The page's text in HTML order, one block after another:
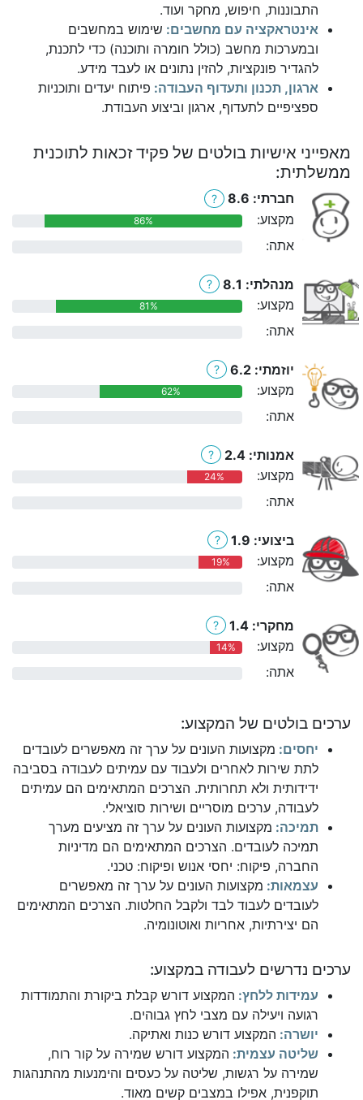
התבוננות, חיפוש, מחקר ועוד.
אינטראקציה עם מחשבים: שימוש במחשבים
ובמערכות מחשב (כולל חומרה ותוכנה) כדי לתכנת,
להגדיר פונקציות, להזין נתונים או לעבד מידע.
ארגון, תכנון ותעדוף העבודה: פיתוח יעדים ותוכניות
ספציפיים לתעדוף, ארגון וביצוע העבודת.
מאפייני אישיות בולטים של פקיד זכאות לתוכנית
ממשלתית:
חברתי: 8.6 ?
מקצוע: 86%
אתה:
מנהלתי: 8.1 ?
מקצוע: 81%
אתה:
יוזמתי: 6.2 ?
מקצוע: 62%
אתה:
אמנותי: 2.4 ?
מקצוע: 24%
אתה:
ביצועי: 1.9 ?
מקצוע: 19%
אתה:
מחקרי: 1.4 ?
מקצוע: 14%
אתה:
ערכים בולטים של המקצוע:
יחסים: מקצועות העונים על ערך זה מאפשרים לעובדים
לתת שירות לאחרים ולעבוד עם עמיתים לעבודה בסביבה
ידידותית ולא תחרותית. הצרכים המתאימים הם עמיתים
לעבודה, ערכים מוסריים ושירות סוציאלי.
תמיכה: מקצועות העונים על ערך זה מציעים מערך
תמיכה לעובדים. הצרכים המתאימים הם מדיניות
החברה, פיקוח: יחסי אנוש ופיקוח: טכני.
עצמאות: מקצועות העונים על ערך זה מאפשרים
לעובדים לעבוד לבד ולקבל החלטות. הצרכים המתאימים
הם יצירתיות, אחריות ואוטונומיה.
ערכים נדרשים לעבודה במקצוע:
עמידות ללחץ: המקצוע דורש קבלת ביקורת והתמודדות
רגועה ויעילה עם מצבי לחץ גבוהים.
יושרה: המקצוע דורש כנות ואתיקה.
שליטה עצמית: המקצוע דורש שמירה על קור רוח,
שמירה על רגשות, שליטה על כעסים והימנעות מהתנהגות
תוקפנית, אפילו במצבים קשים מאוד.